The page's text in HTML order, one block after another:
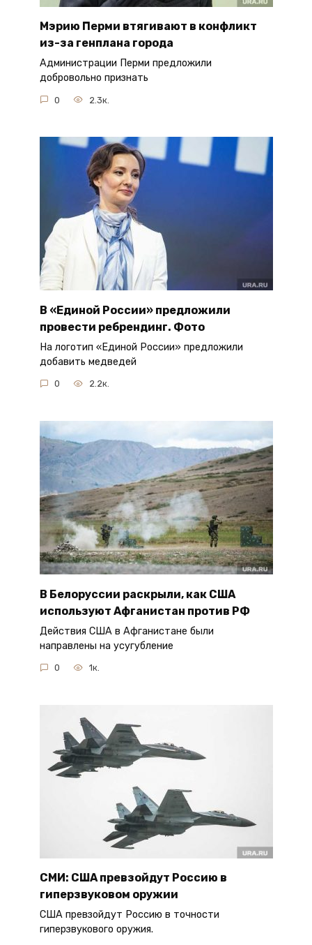
Мэрию Перми втягивают в конфликт
из-за генплана города
Администрации Перми предложили
добровольно признать
0 2.3к.
В «Единой России» предложили
провести ребрендинг. Фото
На логотип «Единой России» предложили
добавить медведей
0 2.2к.
В Белоруссии раскрыли, как США
используют Афганистан против РФ
Действия США в Афганистане были
направлены на усугубление
0 1к.
СМИ: США превзойдут Россию в
гиперзвуковом оружии
США превзойдут Россию в точности
гиперзвукового оружия.